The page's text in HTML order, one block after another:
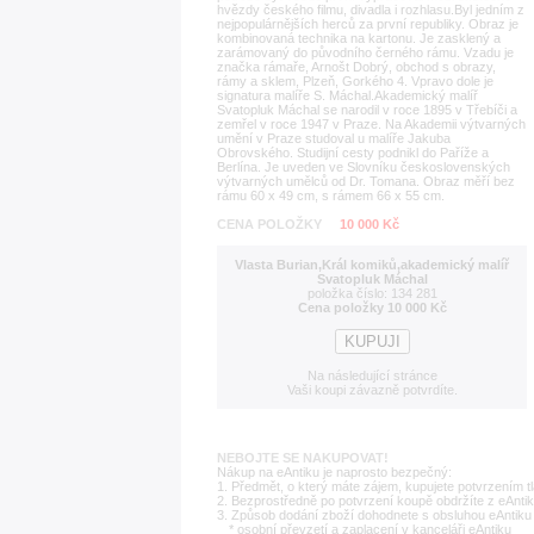
hvězdy českého filmu, divadla i rozhlasu.Byl jedním z
nejpopulárnějších herců za první republiky. Obraz je
kombinovaná technika na kartonu. Je zasklený a
zarámovaný do původního černého rámu. Vzadu je
značka rámaře, Arnošt Dobrý, obchod s obrazy,
rámy a sklem, Plzeň, Gorkého 4. Vpravo dole je
signatura malíře S. Máchal.Akademický malíř
Svatopluk Máchal se narodil v roce 1895 v Třebíči a
zemřel v roce 1947 v Praze. Na Akademii výtvarných
umění v Praze studoval u malíře Jakuba
Obrovského. Studijní cesty podnikl do Paříže a
Berlína. Je uveden ve Slovníku československých
výtvarných umělců od Dr. Tomana. Obraz měří bez
rámu 60 x 49 cm, s rámem 66 x 55 cm.
CENA POLOŽKY
10 000 Kč
Vlasta Burian,Král komiků,akademický malíř
Svatopluk Máchal
položka číslo: 134 281
Cena položky 10 000 Kč
Na následující stránce
Vaši koupi závazně potvrdíte.
NEBOJTE SE NAKUPOVAT!
Nákup na eAntiku je naprosto bezpečný:
1. Předmět, o který máte zájem, kupujete potvrzením
2. Bezprostředně po potvrzení koupě obdržíte z
3. Způsob dodání zboží dohodnete s obsluhou
* osobní převzetí a zaplacení v kanceláři eAntiku